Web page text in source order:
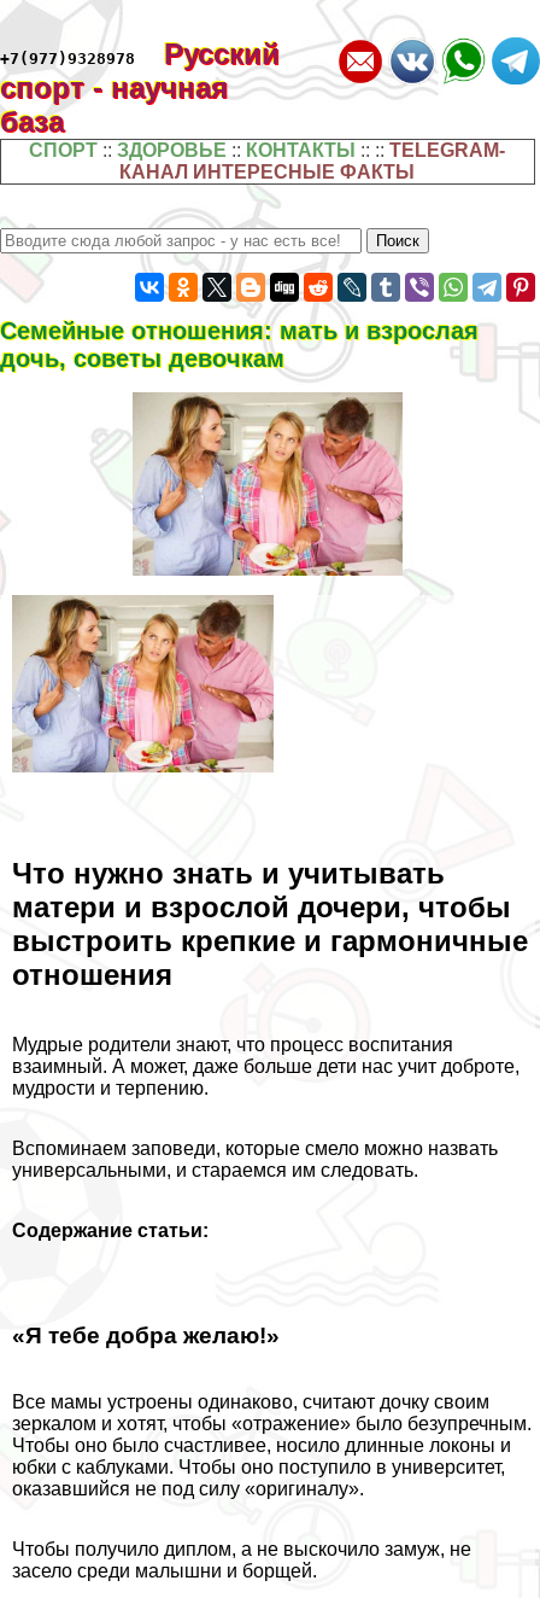
+7(977)9328978
Русский
спорт - научная
база
СПОРТ ::ЗДОРОВЬЕ :: КОНТАКТЫ :: ::TELEGRAM-
КАНАЛ ИНТЕРЕСНЫЕ ФАКТЫ
Семейные отношения: мать и взрослая
дочь, советы дeвoчкам
Что нужно знать и учитывать
матери и взрослой дочери, чтобы
выстроить крепкие и гармоничные
отношения
Мудрые родители знают, что процесс воспитания
взаимный. А может, даже больше дети нас учит доброте,
мудрости и терпению.
Вспоминаем заповеди, которые смело можно назвать
универсальными, и стараемся им следовать.
Содержание статьи:
«Я тебе добра желаю!»
Все мамы устроены одинаково, считают дочку своим
зеркалом и хотят, чтобы «отражение» было безупречным.
Чтобы оно было счастливее, носило длинные локоны и
юбки с каблуками. Чтобы оно поступило в университет,
оказавшийся не под силу «оригиналу».
Чтобы получило диплом, а не выскочило замуж, не
засело среди малышни и борщей.